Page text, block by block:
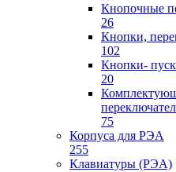
Кнопочные
26
Кнопки,
102
Кнопки-
20
75
Корпуса для РЭА
255
Клавиатуры (РЭА)